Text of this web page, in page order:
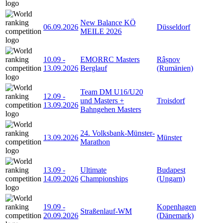
06.09.2026
New Balance KÖ
MEILE 2026
Düsseldorf
10.09 -
13.09.2026
EMORRC Masters
Berglauf
Râșnov
(Rumänien)
12.09 -
13.09.2026
Team DM U16/U20
und Masters +
Bahngehen Masters
Troisdorf
13.09.2026
24. Volksbank-Münster-
Marathon
Münster
13.09 -
14.09.2026
Ultimate
Championships
Budapest
(Ungarn)
19.09 -
20.09.2026
Straßenlauf-WM
Kopenhagen
(Dänemark)